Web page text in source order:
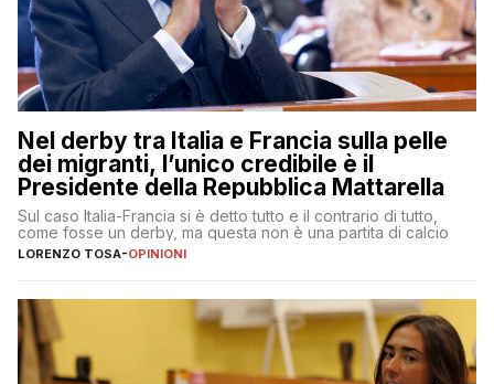
Nel derby tra Italia e Francia sulla pelle
dei migranti, l’unico credibile è il
Presidente della Repubblica Mattarella
Sul caso Italia-Francia si è detto tutto e il contrario di tutto,
come fosse un derby, ma questa non è una partita di calcio
LORENZO TOSA-OPINIONI